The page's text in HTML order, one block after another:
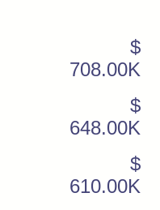
$
708.00K
$
648.00K
$
610.00K